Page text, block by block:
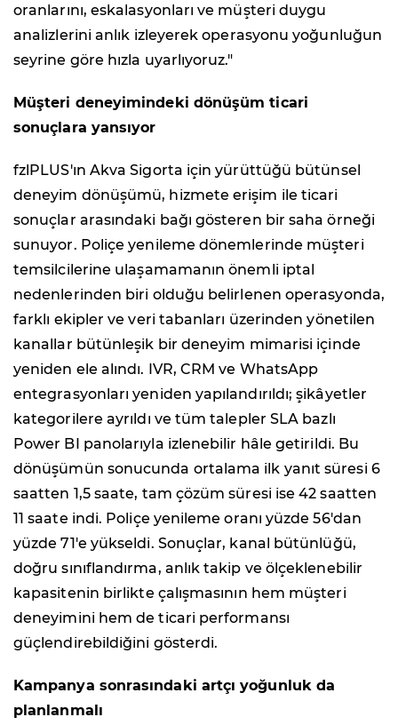
oranlarını, eskalasyonları ve müşteri duygu
analizlerini anlık izleyerek operasyonu yoğunluğun
seyrine göre hızla uyarlıyoruz."
Müşteri deneyimindeki dönüşüm ticari
sonuçlara yansıyor
fzlPLUS'ın Akva Sigorta için yürüttüğü bütünsel
deneyim dönüşümü, hizmete erişim ile ticari
sonuçlar arasındaki bağı gösteren bir saha örneği
sunuyor. Poliçe yenileme dönemlerinde müşteri
temsilcilerine ulaşamamanın önemli iptal
nedenlerinden biri olduğu belirlenen operasyonda,
farklı ekipler ve veri tabanları üzerinden yönetilen
kanallar bütünleşik bir deneyim mimarisi içinde
yeniden ele alındı. IVR, CRM ve WhatsApp
entegrasyonları yeniden yapılandırıldı; şikâyetler
kategorilere ayrıldı ve tüm talepler SLA bazlı
Power BI panolarıyla izlenebilir hâle getirildi. Bu
dönüşümün sonucunda ortalama ilk yanıt süresi 6
saatten 1,5 saate, tam çözüm süresi ise 42 saatten
11 saate indi. Poliçe yenileme oranı yüzde 56'dan
yüzde 71'e yükseldi. Sonuçlar, kanal bütünlüğü,
doğru sınıflandırma, anlık takip ve ölçeklenebilir
kapasitenin birlikte çalışmasının hem müşteri
deneyimini hem de ticari performansı
güçlendirebildiğini gösterdi.
Kampanya sonrasındaki artçı yoğunluk da
planlanmalı